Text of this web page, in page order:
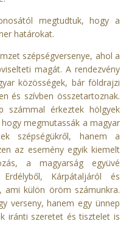
megtudtuk, hogy a
határokat.
szépségversenye, ahol a
magát. A rendezvény
közösségek, bár földrajzi
és szívben összetartoznak.
számmal érkeztek hölgyek
megmutassák a magyar
szépségükről, hanem a
az esemény egyik kiemelt
a magyarság együvé
Kárpátaljáról és
ami külön öröm számunkra.
verseny, hanem egy ünnep
iránti szeretet és tisztelet is